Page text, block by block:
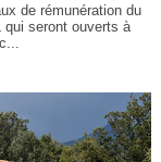
de rémunération du
qui seront ouverts à